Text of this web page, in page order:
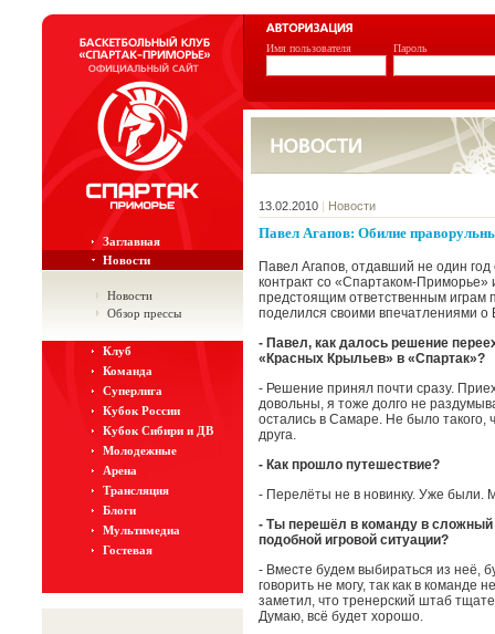
Имя пользователя Пароль
Заглавная
Новости
Новости
Обзор прессы
Клуб
Команда
Суперлига
Кубок России
Кубок Сибири и ДВ
Молодежные
Арена
Трансляция
Блоги
Мультимедиа
Гостевая
13.02.2010 | Новости
Павел Агапов: Обилие
Павел Агапов, отдавший не один
контракт со «Спартаком-Приморье»
предстоящим ответственным играм
поделился своими впечатлениями о
- Павел, как далось решение
«Красных Крыльев» в «Спартак»?
- Решение принял почти сразу.
довольны, я тоже долго не
остались в Самаре. Не было такого,
друга.
- Как прошло путешествие?
- Перелёты не в новинку. Уже были.
- Ты перешёл в команду в
подобной игровой ситуации?
- Вместе будем выбираться из неё,
говорить не могу, так как в команде
заметил, что тренерский штаб
Думаю, всё будет хорошо.